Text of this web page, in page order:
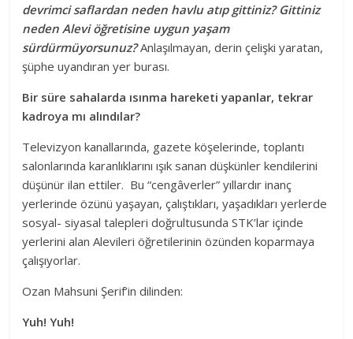
devrimci saflardan neden havlu atıp gittiniz? Gittiniz
neden Alevi öğretisine uygun yaşam
sürdürmüyorsunuz?Anlaşılmayan, derin çelişki yaratan,
şüphe uyandıran yer burası.
Bir süre sahalarda ısınma hareketi yapanlar, tekrar
kadroya mı alındılar?
Televizyon kanallarında, gazete köşelerinde, toplantı
salonlarında karanlıklarını ışık sanan düşkünler kendilerini
düşünür ilan ettiler. Bu “cengâverler” yıllardır inanç
yerlerinde özünü yaşayan, çalıştıkları, yaşadıkları yerlerde
sosyal- siyasal talepleri doğrultusunda STK’lar içinde
yerlerini alan Alevileri öğretilerinin özünden koparmaya
çalışıyorlar.
Ozan Mahsuni Şerif’in dilinden:
Yuh! Yuh!